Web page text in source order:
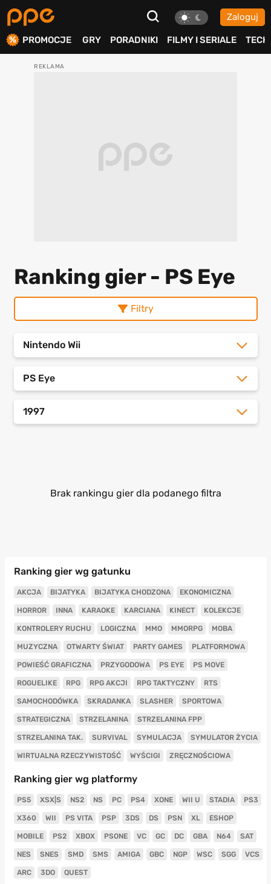
Zaloguj
PROMOCJE GRY PORADNIKI FILMY I SERIALE TECH
Ranking gier - PS Eye
Filtry
Nintendo Wii
PS Eye
1997
Brak rankingu gier dla podanego filtra
Ranking gier wg gatunku
AKCJA BIJATYKA BIJATYKA CHODZONA EKONOMICZNA
HORROR INNA KARAOKE KARCIANA KINECT KOLEKCJE
KONTROLERY RUCHU LOGICZNA MMO MMORPG MOBA
MUZYCZNA OTWARTY ŚWIAT PARTY GAMES PLATFORMOWA
POWIEŚĆ GRAFICZNA PRZYGODOWA PS EYE PS MOVE
ROGUELIKE RPG RPG AKCJI RPG TAKTYCZNY RTS
SAMOCHODÓWKA SKRADANKA SLASHER SPORTOWA
STRATEGICZNA STRZELANINA STRZELANINA FPP
STRZELANINA TAK. SURVIVAL SYMULACJA SYMULATOR ŻYCIA
WIRTUALNA RZECZYWISTOŚĆ WYŚCIGI ZRĘCZNOŚCIOWA
Ranking gier wg platformy
PS5 XSX|S NS2 NS PC PS4 XONE WII U STADIA PS3
X360 WII PS VITA PSP 3DS DS PSN XL ESHOP
MOBILE PS2 XBOX PSONE VC GC DC GBA N64 SAT
NES SNES SMD SMS AMIGA GBC NGP WSC SGG VCS
ARC 3DO QUEST